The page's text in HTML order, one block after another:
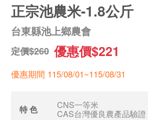
正宗池農米-1.8公斤
台東縣池上鄉農會
定價$260 優惠價$221
優惠期間 115/08/01~115/08/31
特 色 CNS一等米
CAS台灣優良農產品驗證